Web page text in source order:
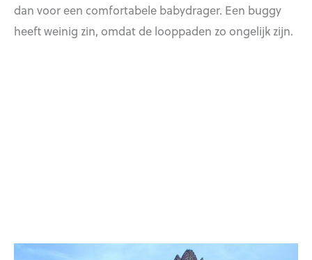
dan voor een comfortabele babydrager. Een buggy
heeft weinig zin, omdat de looppaden zo ongelijk zijn.